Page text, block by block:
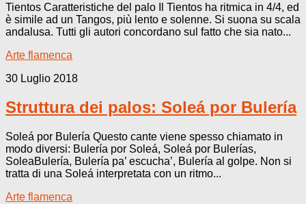
Tientos Caratteristiche del palo Il Tientos ha ritmica in 4/4, ed
è simile ad un Tangos, più lento e solenne. Si suona su scala
andalusa. Tutti gli autori concordano sul fatto che sia nato...
Arte flamenca
30 Luglio 2018
Struttura dei palos: Soleá por Bulería
Soleá por Bulería Questo cante viene spesso chiamato in
modo diversi: Bulería por Soleá, Soleá por Bulerías,
SoleaBulería, Bulería pa’ escucha’, Bulería al golpe. Non si
tratta di una Soleá interpretata con un ritmo...
Arte flamenca